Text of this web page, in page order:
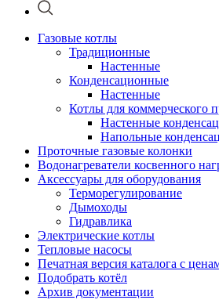
Газовые котлы
Традиционные
Настенные
Конденсационные
Настенные
Котлы для коммерческого
Настенные
Напольные
Проточные газовые колонки
Водонагреватели косвенного
Аксессуары для оборудования
Терморегулирование
Дымоходы
Гидравлика
Электрические котлы
Тепловые насосы
Печатная версия каталога с
Подобрать котёл
Архив документации